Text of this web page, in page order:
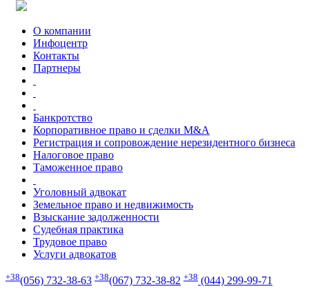
О компании
Инфоцентр
Контакты
Партнеры
Банкротство
Корпоративное право и сделки M&A
Регистрация и сопровождение нерезидентного бизнеса
Налоговое право
Таможенное право
Уголовный адвокат
Земельное право и недвижимость
Взыскание задолженности
Судебная практика
Трудовое право
Услуги адвокатов
+38(056) 732-38-63 +38(067) 732-38-82 +38 (044) 299-99-71